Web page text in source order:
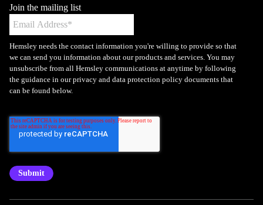
Join the mailing list
Hemsley needs the contact information you're willing to provide so that
we can send you information about our products and services. You may
unsubscribe from all Hemsley communications at anytime by following
the guidance in our privacy and data protection policy documents that
can be found below.